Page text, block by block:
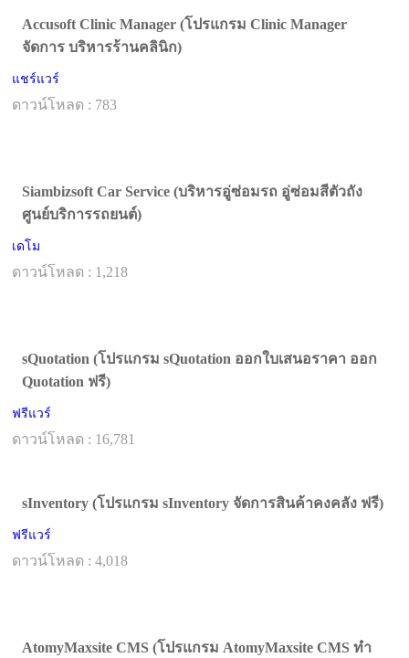
Accusoft Clinic Manager (โปรแกรม Clinic Manager
จัดการ บริหารร้านคลินิก)
แชร์แวร์
ดาวน์โหลด : 783
Siambizsoft Car Service (บริหารอู่ซ่อมรถ อู่ซ่อมสีตัวถัง
ศูนย์บริการรถยนต์)
เดโม
ดาวน์โหลด : 1,218
sQuotation (โปรแกรม sQuotation ออกใบเสนอราคา ออก
Quotation ฟรี)
ฟรีแวร์
ดาวน์โหลด : 16,781
sInventory (โปรแกรม sInventory จัดการสินค้าคงคลัง ฟรี)
ฟรีแวร์
ดาวน์โหลด : 4,018
AtomyMaxsite CMS (โปรแกรม AtomyMaxsite CMS ทำ